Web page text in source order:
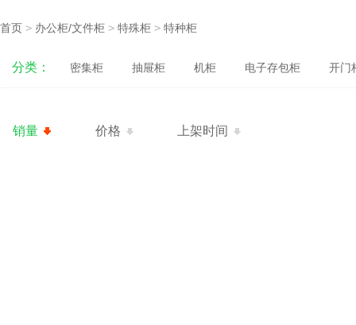
首页 > 办公柜/文件柜 > 特殊柜 > 特种柜
分类： 密集柜 抽屉柜 机柜 电子存包柜 开门
销量 价格 上架时间